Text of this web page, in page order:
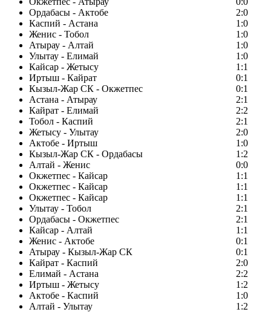
Ордабасы - Актобе
2:0
Каспий - Астана
1:0
Женис - Тобол
1:0
Атырау - Алтай
1:0
Улытау - Елимай
1:0
Кайсар - Жетысу
1:1
Иртыш - Кайрат
0:1
Кызыл-Жар СК - Окжетпес
0:1
Астана - Атырау
2:1
Кайрат - Елимай
2:2
Тобол - Каспий
2:1
Жетысу - Улытау
2:0
Актобе - Иртыш
1:0
Кызыл-Жар СК - Ордабасы
1:2
Алтай - Женис
0:0
Окжетпес - Кайсар
1:1
Окжетпес - Кайсар
1:1
Окжетпес - Кайсар
1:1
Улытау - Тобол
2:1
Ордабасы - Окжетпес
2:1
Кайсар - Алтай
1:1
Женис - Актобе
0:1
Атырау - Кызыл-Жар СК
0:1
Кайрат - Каспий
2:0
Елимай - Астана
2:2
Иртыш - Жетысу
1:2
Актобе - Каспий
1:0
Алтай - Улытау
1:2